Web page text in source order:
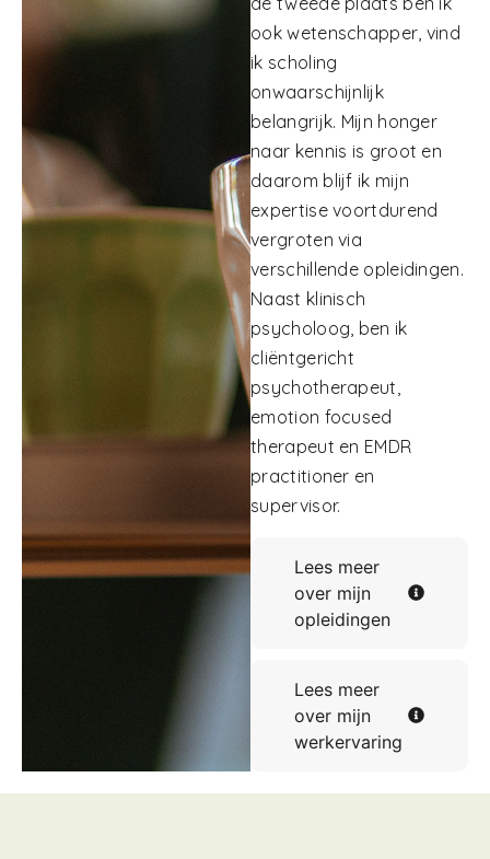
ook wetenschapper, vind
ik scholing
onwaarschijnlijk
belangrijk. Mijn honger
naar kennis is groot en
daarom blijf ik mijn
expertise voortdurend
vergroten via
verschillende opleidingen.
Naast klinisch
psycholoog, ben ik
cliëntgericht
psychotherapeut,
emotion focused
therapeut en EMDR
practitioner en
supervisor.
Lees meer
over mijn
opleidingen
Lees meer
over mijn
werkervaring